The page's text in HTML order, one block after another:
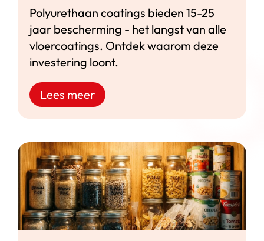
Polyurethaan coatings bieden 15-25
jaar bescherming - het langst van alle
vloercoatings. Ontdek waarom deze
investering loont.
Lees meer